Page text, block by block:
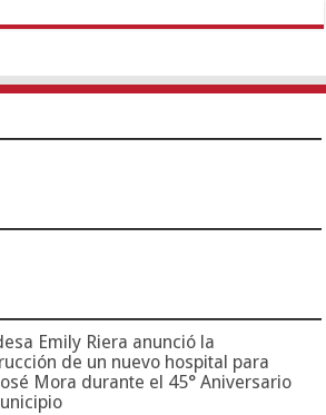
Emily Riera anunció la
de un nuevo hospital para
Mora durante el 45° Aniversario